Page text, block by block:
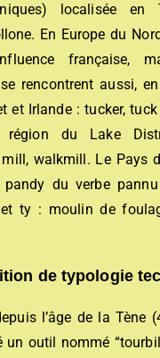
localisée en
En Europe du
française,
rencontrent aussi,
et Irlande : tucker,
du Lake
walkmill. Le Pays
pandy du verbe
ty : moulin de
de typologie
l’âge de la Tène
outil nommé